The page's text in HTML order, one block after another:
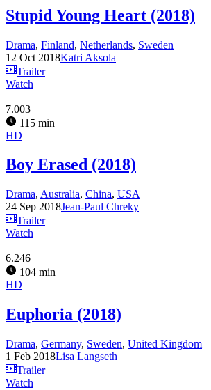
Stupid Young Heart (2018)
Drama, Finland, Netherlands, Sweden
12 Oct 2018Katri Aksola
Trailer
Watch
7.003
115 min
HD
Boy Erased (2018)
Drama, Australia, China, USA
24 Sep 2018Jean-Paul Chreky
Trailer
Watch
6.246
104 min
HD
Euphoria (2018)
Drama, Germany, Sweden, United Kingdom
1 Feb 2018Lisa Langseth
Trailer
Watch